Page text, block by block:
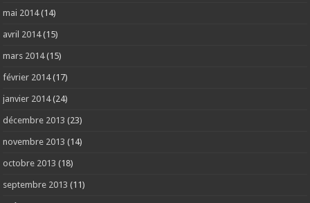
mai 2014(14)
avril 2014(15)
mars 2014(15)
février 2014(17)
janvier 2014(24)
décembre 2013 (23)
novembre 2013 (14)
octobre 2013 (18)
septembre 2013 (11)